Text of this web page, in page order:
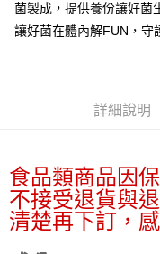
1.本服務由台灣大哥大提供
2.付款方式選擇「大哥付你
消。如遇「轉專審核」未通
醒簡訊。
2.透過簡訊連結打開帳單後
帳／街口支付／iPASS
AFTEE先享後付
相關說明
１．簡單：不需註冊會員、
２．便利：只要手機號碼，
【「AFTEE先享後付」結帳
１．於結帳方式選擇「
結帳頁面，進行簡訊認證並
２．訂單成立數日內，您將
３．收到繳費通知簡訊後14
ATM／網路銀行／等多元方
每筆NT$70，滿NT$899(
付款後7-11取貨
每筆NT$70，滿NT$899(
菌製成，提供養份讓好菌
讓好菌在體內解FUN，守
詳細說明
食品類商品因
不接受退貨與
清楚再下訂，